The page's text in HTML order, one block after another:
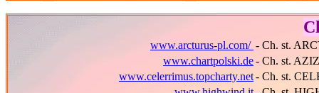
www.arcturus-pl.com/ - Ch. st.
www.chartpolski.de- Ch. st.
www.celerrimus.topcharty.net- Ch. st.